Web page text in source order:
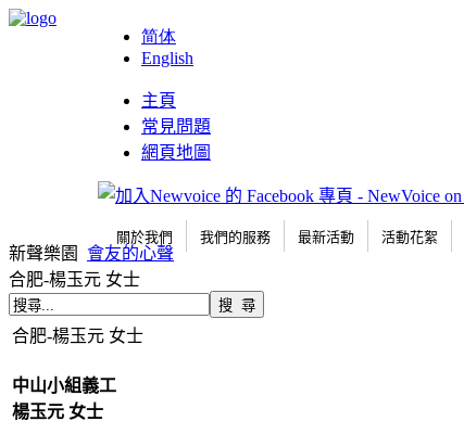
简体
English
主頁
常見問題
網頁地圖
關於我們 我們的服務 最新活動 活動花絮
新聲樂園
會友的心聲
合肥-楊玉元 女士
合肥-楊玉元 女士
中山小組義工
楊玉元 女士